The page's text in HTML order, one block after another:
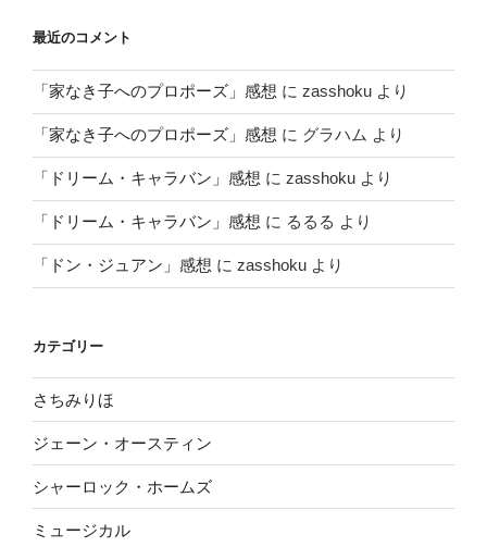
最近のコメント
「家なき子へのプロポーズ」感想 に zasshoku より
「家なき子へのプロポーズ」感想 に グラハム より
「ドリーム・キャラバン」感想 に zasshoku より
「ドリーム・キャラバン」感想 に るるる より
「ドン・ジュアン」感想 に zasshoku より
カテゴリー
さちみりほ
ジェーン・オースティン
シャーロック・ホームズ
ミュージカル